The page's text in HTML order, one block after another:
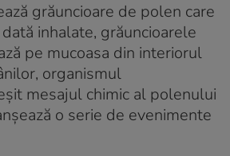
grăuncioare de polen care
inhalate, grăuncioarele
pe mucoasa din interiorul
organismul
mesajul chimic al polenului
o serie de evenimente